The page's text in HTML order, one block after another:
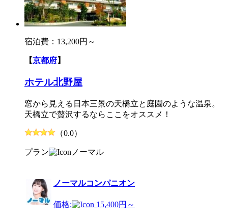
宿泊費： 13,200円～
【京都府】
ホテル北野屋
窓から見える日本三景の天橋立と庭園のような温泉。
天橋立で贅沢するならここをオススメ！
（0.0）
プラン ノーマル
ノーマルコンパニオン
価格: 15,400円～